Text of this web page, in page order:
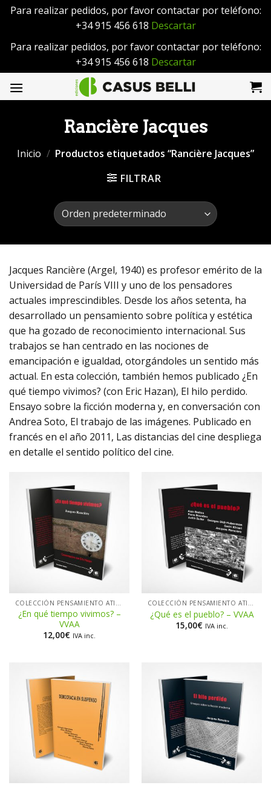
Para realizar pedidos, por favor contactar por teléfono:
+34 915 456 618 Descartar
Para realizar pedidos, por favor contactar por teléfono:
+34 915 456 618 Descartar
Rancière Jacques
Inicio / Productos etiquetados “Rancière Jacques”
FILTRAR
Jacques Rancière (Argel, 1940) es profesor emérito de la
Universidad de París VIII y uno de los pensadores
actuales imprescindibles. Desde los años setenta, ha
desarrollado un pensamiento sobre política y estética
que ha gozado de reconocimiento internacional. Sus
trabajos se han centrado en las nociones de
emancipación e igualdad, otorgándoles un sentido más
actual. En esta colección, también hemos publicado ¿En
qué tiempo vivimos? (con Eric Hazan), El hilo perdido.
Ensayo sobre la ficción moderna y, en conversación con
Andrea Soto, El trabajo de las imágenes. Publicado en
francés en el año 2011, Las distancias del cine despliega
en detalle el sentido político del cine.
COLECCIÓN PENSAMIENTO ATIEMPO
¿En qué tiempo vivimos? –
VVAA
12,00€ IVA inc.
COLECCIÓN PENSAMIENTO ATIEMPO
¿Qué es el pueblo? – VVAA
15,00€ IVA inc.